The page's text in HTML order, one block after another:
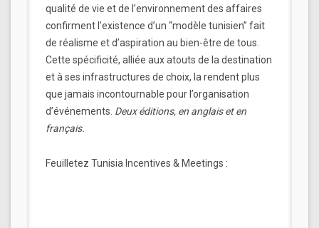
qualité de vie et de l’environnement des affaires
confirment l’existence d’un “modèle tunisien” fait
de réalisme et d’aspiration au bien-être de tous.
Cette spécificité, alliée aux atouts de la destination
et à ses infrastructures de choix, la rendent plus
que jamais incontournable pour l’organisation
d’événements. Deux éditions, en anglais et en
français.
Feuilletez Tunisia Incentives & Meetings :